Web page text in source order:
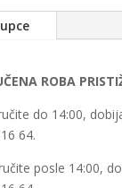
ROBA
do 14:00,
64.
posle 14:00,